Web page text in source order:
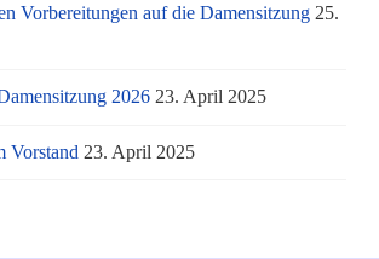
Vorbereitungen auf die Damensitzung 25.
2026 23. April 2025
Vorstand 23. April 2025